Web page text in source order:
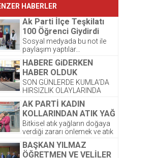
HABERLER
Ak Parti İlçe Teşkilatı
100 Öğrenci Giydirdi
Sosyal medyada bu not ile
paylaşım yaptılar…
çok yakıştı. ☺️ Bayram
sonrası,...
HABERE GiDERKEN
HABER OLDUK
SON GÜNLERDE KUMLA’DA
HIRSIZLIK OLAYLARINDA
ARTIŞ OLDUĞU GÖZLENDİ.
ŞİRKETİMİZ PALMİYE
DONDURMALARI’ NA AIT
OLAN DEPODA ONCEKI
AKŞAM...
AK PARTİ KADIN
KOLLARINDAN ATIK YAĞ
PROJESİNE DESTEK
Bitkisel atık yağların doğaya
verdiği zararı önlemek ve atık
kaynaklanacak kirlilikten
korunması amacıyla...
BAŞKAN YILMAZ
ÖĞRETMEN VE VELİLER